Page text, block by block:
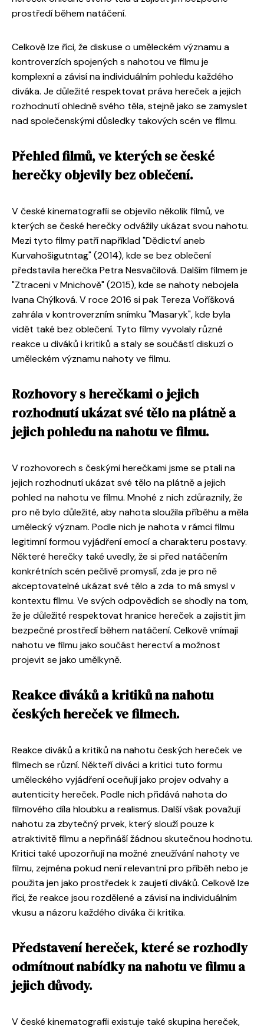
prostředí během natáčení.
Celkově lze říci, že diskuse o uměleckém významu a
kontroverzích spojených s nahotou ve filmu je
komplexní a závisí na individuálním pohledu každého
diváka. Je důležité respektovat práva hereček a jejich
rozhodnutí ohledně svého těla, stejně jako se zamyslet
nad společenskými důsledky takových scén ve filmu.
Přehled filmů, ve kterých se české
herečky objevily bez oblečení.
V české kinematografii se objevilo několik filmů, ve
kterých se české herečky odvážily ukázat svou nahotu.
Mezi tyto filmy patří například "Dědictví aneb
Kurvahošigutntag" (2014), kde se bez oblečení
představila herečka Petra Nesvačilová. Dalším filmem je
"Ztraceni v Mnichově" (2015), kde se nahoty nebojela
Ivana Chýlková. V roce 2016 si pak Tereza Voříšková
zahrála v kontroverzním snímku "Masaryk", kde byla
vidět také bez oblečení. Tyto filmy vyvolaly různé
reakce u diváků i kritiků a staly se součástí diskuzí o
uměleckém významu nahoty ve filmu.
Rozhovory s herečkami o jejich
rozhodnutí ukázat své tělo na plátně a
jejich pohledu na nahotu ve filmu.
V rozhovorech s českými herečkami jsme se ptali na
jejich rozhodnutí ukázat své tělo na plátně a jejich
pohled na nahotu ve filmu. Mnohé z nich zdůraznily, že
pro ně bylo důležité, aby nahota sloužila příběhu a měla
umělecký význam. Podle nich je nahota v rámci filmu
legitimní formou vyjádření emocí a charakteru postavy.
Některé herečky také uvedly, že si před natáčením
konkrétních scén pečlivě promyslí, zda je pro ně
akceptovatelné ukázat své tělo a zda to má smysl v
kontextu filmu. Ve svých odpovědích se shodly na tom,
že je důležité respektovat hranice hereček a zajistit jim
bezpečné prostředí během natáčení. Celkově vnímají
nahotu ve filmu jako součást herectví a možnost
projevit se jako umělkyně.
Reakce diváků a kritiků na nahotu
českých hereček ve filmech.
Reakce diváků a kritiků na nahotu českých hereček ve
filmech se různí. Někteří diváci a kritici tuto formu
uměleckého vyjádření oceňují jako projev odvahy a
autenticity hereček. Podle nich přidává nahota do
filmového díla hloubku a realismus. Další však považují
nahotu za zbytečný prvek, který slouží pouze k
atraktivitě filmu a nepřináší žádnou skutečnou hodnotu.
Kritici také upozorňují na možné zneužívání nahoty ve
filmu, zejména pokud není relevantní pro příběh nebo je
použita jen jako prostředek k zaujetí diváků. Celkově lze
říci, že reakce jsou rozdělené a závisí na individuálním
vkusu a názoru každého diváka či kritika.
Představení hereček, které se rozhodly
odmítnout nabídky na nahotu ve filmu a
jejich důvody.
V české kinematografii existuje také skupina hereček,